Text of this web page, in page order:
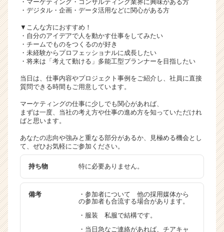
・マーケティング・コンサルティング業界に興味がある方
・デジタル・企画・データ活用などに関心がある方
▼こんな方におすすめ！
・自分のアイデアで人を動かす仕事をしてみたい
・チームでものをつくるのが好き
・未経験からプロフェッショナルに成長したい
・将来は「考えて動ける」多能工型プランナーを目指したい
当日は、仕事内容やプロジェクト事例をご紹介し、社員に直接
質問できる時間もご用意しています。
マーケティングの仕事に少しでも関心があれば、
まずは一度、当社の考え方や仕事の進め方を知っていただけれ
ばと思います。
あなたの志向や強みと重なる部分があるか、見極める機会とし
て、ぜひお気軽にご参加ください。
持ち物 特に必要ありません。
備考
・参加者について 他の採用媒体から
の参加者も合流する場合があります。
・服装 私服で結構です。
・当日急なご連絡があれば、チアキャ